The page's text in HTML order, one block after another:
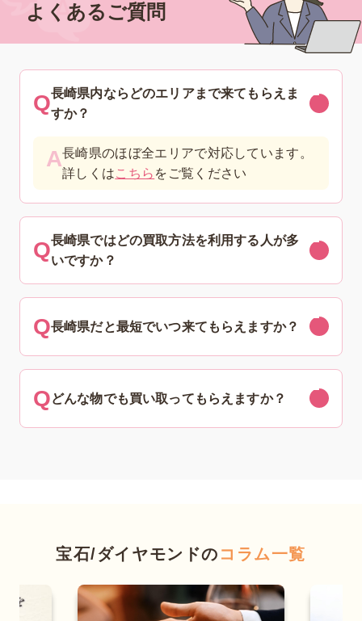
よくあるご質問
長崎県内ならどのエリアまで来てもらえま
すか？
長崎県のほぼ全エリアで対応しています。
詳しくはこちら をご覧ください
長崎県ではどの買取方法を利用する人が多
いですか？
長崎県だと最短でいつ来てもらえますか？
どんな物でも買い取ってもらえますか？
宝石/ダイヤモンドの コラム一覧